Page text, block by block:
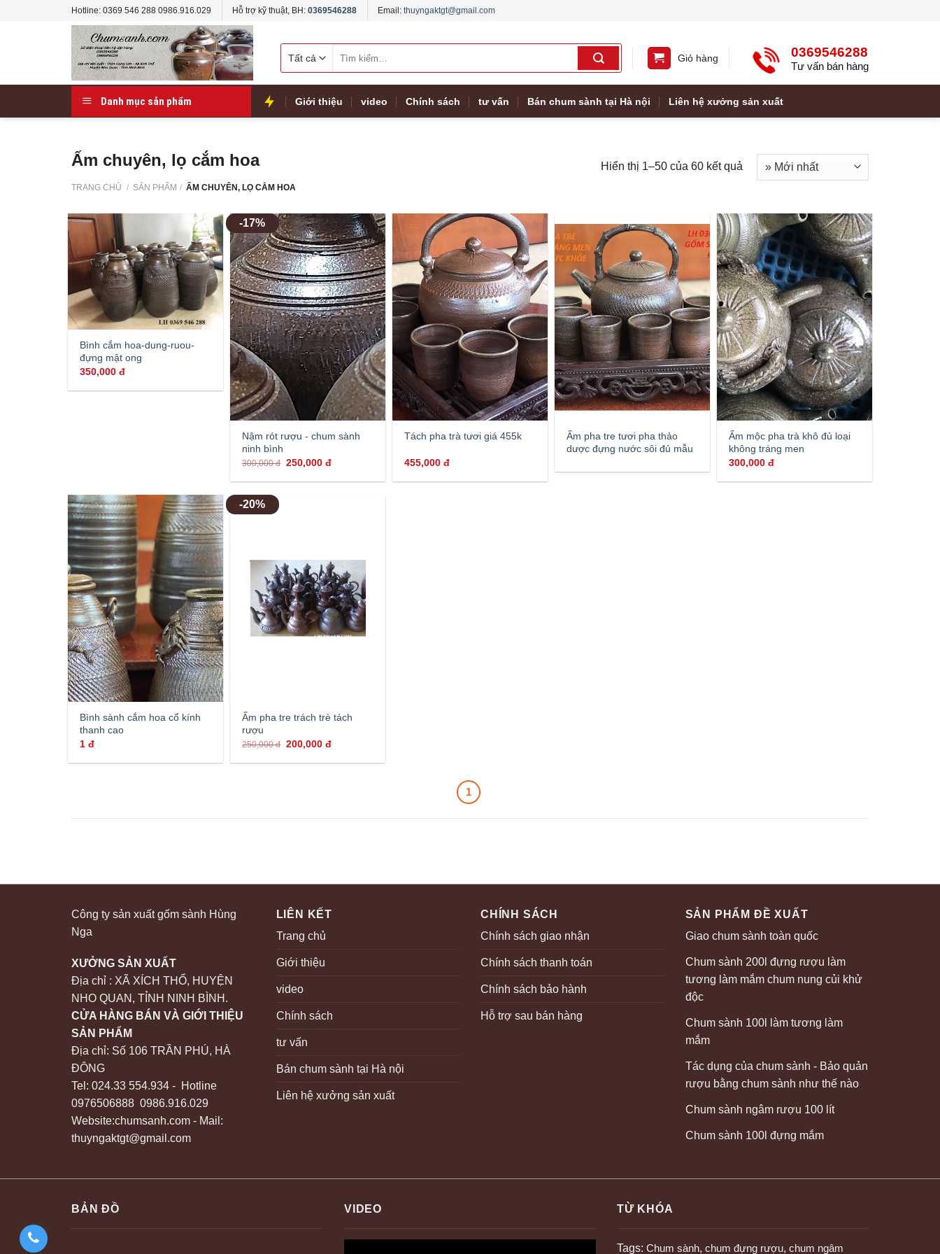
Hotline: 0369 546 288 0986.916.029 Hỗ trợ kỹ thuật, BH: 0369546288 Email: thuyngaktgt@gmail.com
kiếm:
Giỏ hàng 0369546288
Tư vấn bán hàng
Danh mục sản phẩm Giới thiệu video Chính sách tư vấn Bán chum sành tại Hà nội Liên hệ xưởng sản xuất
Ấm chuyên, lọ cắm hoa
TRANG CHỦ / SẢN PHẨM / ẤM CHUYÊN, LỌ CẮM HOA
Hiển thị 1–50 của 60 kết quả
Bình cắm hoa-dung-ruou-
đựng mật ong
350,000đ
-17%
Nậm rót rượu - chum sành
ninh bình
300,000đ 250,000 đ
Tách pha trà tươi giá 455k
455,000đ
Ấm pha tre tươi pha thảo
dược đựng nước sôi đủ mẫu
Ấm mộc pha trà khô đủ loại
không tráng men
300,000đ
Bình sành cắm hoa cổ kính
thanh cao
1đ
-20%
Ấm pha tre trách trè tách
rượu
250,000đ 200,000 đ
1
Công ty sản xuất gốm sành Hùng
Nga
XƯỞNG SẢN XUẤT
Địa chỉ : XÃ XÍCH THỔ, HUYỆN
NHO QUAN, TỈNH NINH BÌNH.
CỬA HÀNG BÁN VÀ GIỚI THIỆU
SẢN PHẨM
Địa chỉ: Số 106 TRẦN PHÚ, HÀ
ĐÔNG
Tel: 024.33 554.934 - Hotline
0976506888 0986.916.029
Website:chumsanh.com - Mail:
thuyngaktgt@gmail.com
LIÊN KẾT
Trang chủ
Giới thiệu
video
Chính sách
tư vấn
Bán chum sành tại Hà nội
Liên hệ xưởng sản xuất
CHÍNH SÁCH
Chính sách giao nhận
Chính sách thanh toán
Chính sách bảo hành
Hỗ trợ sau bán hàng
SẢN PHẨM ĐỀ XUẤT
Giao chum sành toàn quốc
Chum sành 200l đựng rượu làm
tương làm mắm chum nung củi khử
độc
Chum sành 100l làm tương làm
mắm
Tác dụng của chum sành - Bảo quản
rượu bằng chum sành như thế nào
Chum sành ngâm rượu 100 lít
Chum sành 100l đựng mắm
BẢN ĐỒ VIDEO TỪ KHÓA
Tags: Chum sành, chum đựng rượu, chum ngâm